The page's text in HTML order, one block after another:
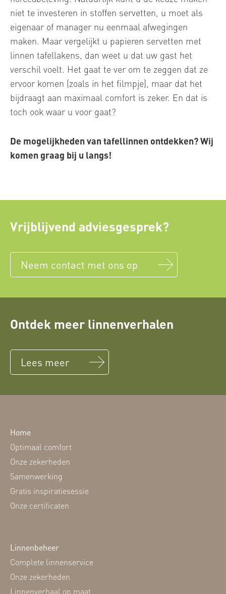
niet te investeren in stoffen servetten, u moet als
eigenaar of manager nu eenmaal afwegingen
maken. Maar vergelijkt u papieren servetten met
linnen tafellakens, dan weet u dat uw gast het
verschil voelt. Het gaat te ver om te zeggen dat ze
ervoor komen (zoals in het filmpje), maar dat het
bijdraagt aan maximaal comfort is zeker. En dat is
toch ook waar u voor gaat?
De mogelijkheden van tafellinnen ontdekken? Wij
komen graag bij u langs!
Vrijblijvend adviesgesprek?
Neem contact met ons op
Ontdek meer linnenverhalen
Lees meer
Home
Optimaal comfort
Onze zekerheden
Samenwerking
Gratis inspiratiesessie
Onze certificaten
Linnenbeheer
Complete linnenservice
Onze zekerheden
Linnenverhaal op maat